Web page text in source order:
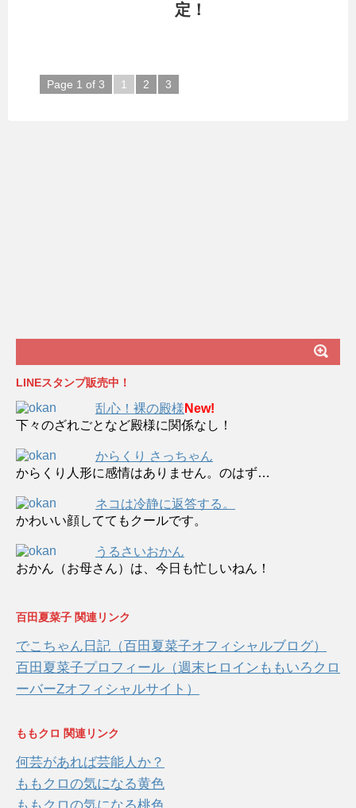
定！
Page 1 of 3 1 2 3
LINEスタンプ販売中！
乱心！裸の殿様 New!
下々のざれごとなど殿様に関係なし！
からくり さっちゃん
からくり人形に感情はありません。のはず…
ネコは冷静に返答する。
かわいい顔しててもクールです。
うるさいおかん
おかん（お母さん）は、今日も忙しいねん！
百田夏菜子 関連リンク
でこちゃん日記（百田夏菜子オフィシャルブログ）
百田夏菜子プロフィール（週末ヒロインももいろクロ
ーバーZオフィシャルサイト）
ももクロ 関連リンク
何芸があれば芸能人か？
ももクロの気になる黄色